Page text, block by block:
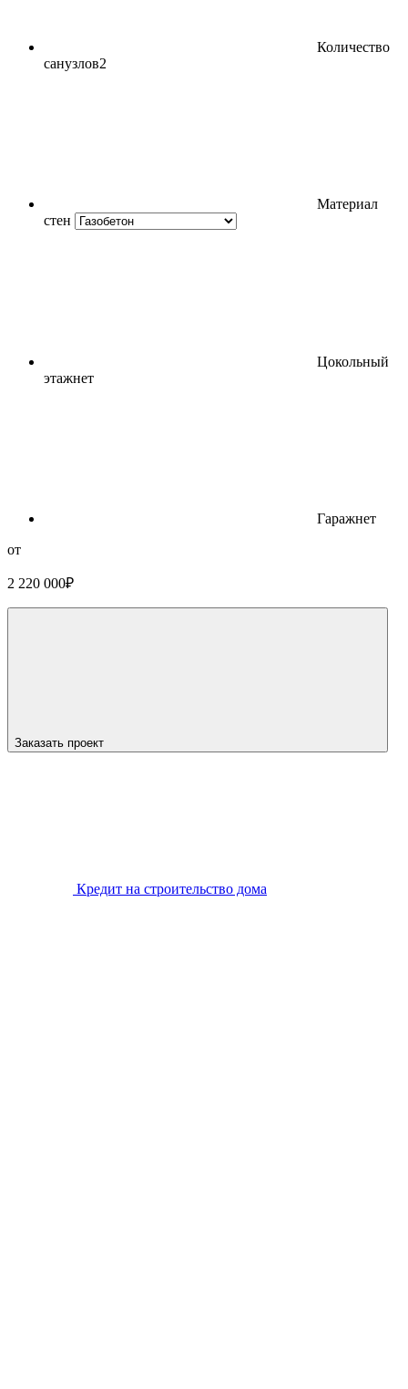
Количество
санузлов2
Материал
стен
Цокольный
этажнет
Гаражнет
от
2 220 000₽
Заказать проект
Кредит на строительство дома